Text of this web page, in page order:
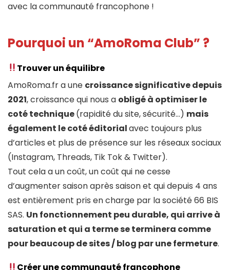
avec la communauté francophone !
Pourquoi un “AmoRoma Club” ?
Trouver un équilibre
AmoRoma.fr a une croissance significative depuis
2021, croissance qui nous a obligé à optimiser le
coté technique(rapidité du site, sécurité…) mais
également le coté éditorialavec toujours plus
d’articles et plus de présence sur les réseaux sociaux
(Instagram, Threads, Tik Tok & Twitter).
Tout cela a un coût, un coût qui ne cesse
d’augmenter saison après saison et qui depuis 4 ans
est entièrement pris en charge par la société 66 BIS
SAS. Un fonctionnement peu durable, qui arrive à
saturation et qui a terme se terminera comme
pour beaucoup de sites / blog par une fermeture.
Créer une communauté francophone